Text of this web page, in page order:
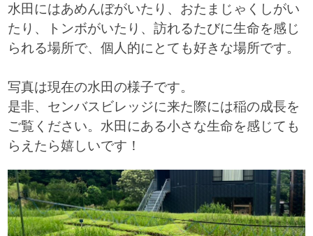
水田にはあめんぼがいたり、おたまじゃくしがい
たり、トンボがいたり、訪れるたびに生命を感じ
られる場所で、個人的にとても好きな場所です。
写真は現在の水田の様子です。
是非、センバスビレッジに来た際には稲の成長を
ご覧ください。水田にある小さな生命を感じても
らえたら嬉しいです！